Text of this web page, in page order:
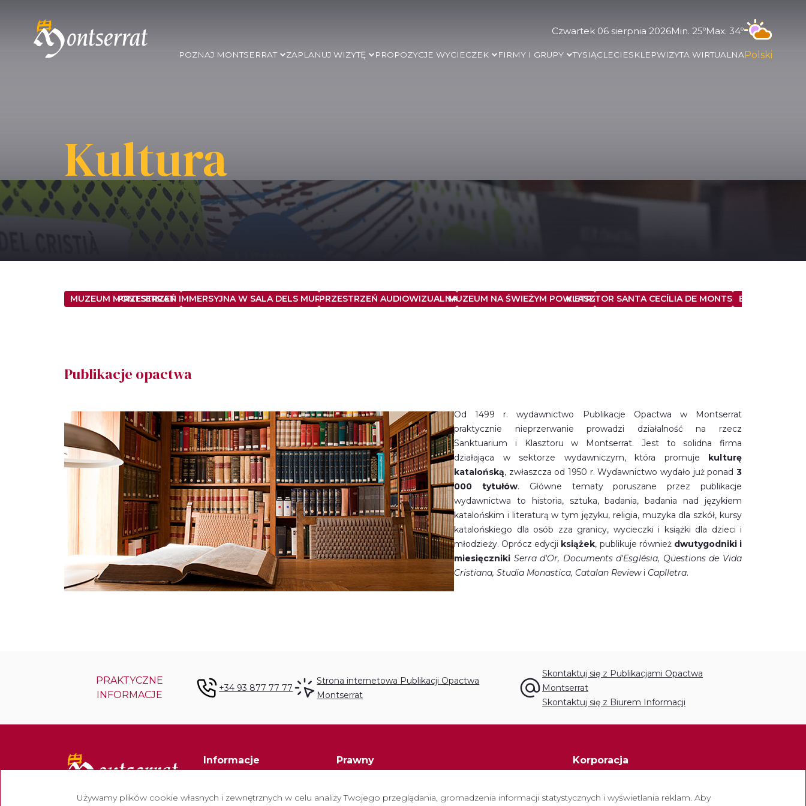
Czwartek 06 sierpnia 2026Min. 25ºMax. 34º
POZNAJ MONTSERRAT ZAPLANUJ WIZYTĘ PROPOZYCJE WYCIECZEK FIRMY I GRUPY TYSIĄCLECIESKLEPWIZYTA WIRTUALNAPolski
Kultura
MUZEUM MONTSERRAT
PRZESTRZEŃ IMMERSYJNA W SALA DELS MURS Z WIEKU XIVPRZESTRZEŃ AUDIOWIZUALNAMUZEUM NA ŚWIEŻYM POWIETRZUKLASZTOR SANTA CECÍLIA DE MONTSERRATBIBLIOTEKA
Publikacje opactwa
Od 1499 r. wydawnictwo Publikacje Opactwa w Montserrat
praktycznie nieprzerwanie prowadzi działalność na rzecz
Sanktuarium i Klasztoru w Montserrat. Jest to solidna firma
działająca w sektorze wydawniczym, która promuje kulturę
katalońską, zwłaszcza od 1950 r. Wydawnictwo wydało już ponad 3
000 tytułów. Główne tematy poruszane przez publikacje
wydawnictwa to historia, sztuka, badania, badania nad językiem
katalońskim i literaturą w tym języku, religia, muzyka dla szkół, kursy
katalońskiego dla osób zza granicy, wycieczki i książki dla dzieci i
młodzieży. Oprócz edycji książek, publikuje również dwutygodniki i
miesięczniki Serra d'Or, Documents d'Església, Qüestions de Vida
Cristiana, Studia Monastica, Catalan Reviewi Caplletra.
PRAKTYCZNE
INFORMACJE
+34 93 877 77 77
Strona internetowa Publikacji Opactwa
Montserrat
Skontaktuj się z Publikacjami Opactwa
Montserrat
Skontaktuj się z Biurem Informacji
Informacje
Biuletyn
Prawny
Polityka cookies
Korporacja
Escolania de Montserrat
Używamy plików cookie własnych i zewnętrznych w celu analizy Twojego przeglądania, gromadzenia informacji statystycznych i wyświetlania reklam. Aby